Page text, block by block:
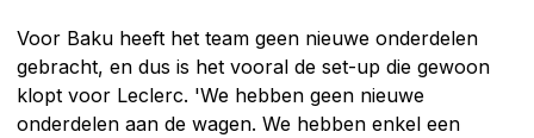
Voor Baku heeft het team geen nieuwe onderdelen
gebracht, en dus is het vooral de set-up die gewoon
klopt voor Leclerc. 'We hebben geen nieuwe
onderdelen aan de wagen. We hebben enkel een